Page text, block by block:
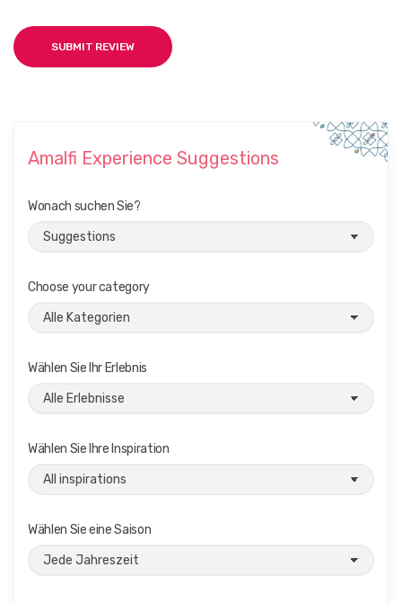
Amalfi Experience Suggestions
Wonach suchen Sie?
Choose your category
Wählen Sie Ihr Erlebnis
Wählen Sie Ihre Inspiration
Wählen Sie eine Saison